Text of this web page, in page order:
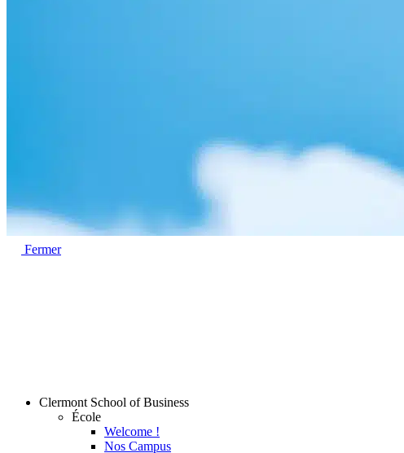
Fermer
Clermont School of Business
École
Welcome !
Nos Campus